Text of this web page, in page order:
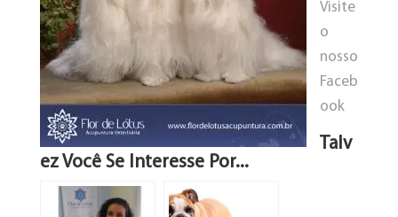
Visite
o
nosso
Faceb
ook
Talv
Ez Você Se Interesse Por...